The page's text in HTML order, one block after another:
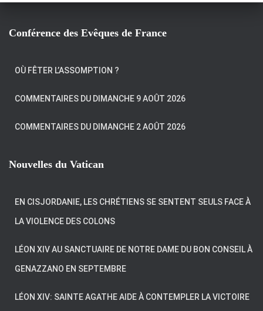
Conférence des Evêques de France
OÙ FÊTER L’ASSOMPTION ?
COMMENTAIRES DU DIMANCHE 9 AOÛT 2026
COMMENTAIRES DU DIMANCHE 2 AOÛT 2026
Nouvelles du Vatican
EN CISJORDANIE, LES CHRÉTIENS SE SENTENT SEULS FACE À
LA VIOLENCE DES COLONS
LÉON XIV AU SANCTUAIRE DE NOTRE DAME DU BON CONSEIL À
GENAZZANO EN SEPTEMBRE
LÉON XIV: SAINTE AGATHE AIDE À CONTEMPLER LA VICTOIRE